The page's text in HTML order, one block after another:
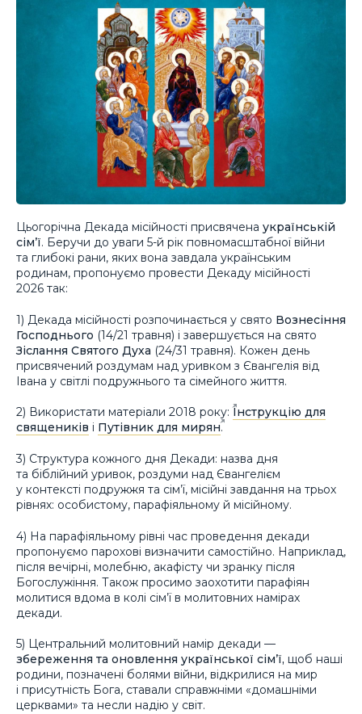
Цьогорічна Декада місійності присвячена українській
сім’ї. Беручи до уваги 5-й рік повномасштабної війни
та глибокі рани, яких вона завдала українським
родинам, пропонуємо провести Декаду місійності
2026 так:
1) Декада місійності розпочинається у свято Вознесіння
Господнього (14/21 травня) і завершується на свято
Зіслання Святого Духа (24/31 травня). Кожен день
присвячений роздумам над уривком з Євангелія від
Івана у світлі подружнього та сімейного життя.
2) Використати матеріали 2018 року:Інструкцію для
священиків і Путівник для мирян.
3) Структура кожного дня Декади: назва дня
та біблійний уривок, роздуми над Євангелієм
у контексті подружжя та сім’ї, місійні завдання на трьох
рівнях: особистому, парафіяльному й місійному.
4) На парафіяльному рівні час проведення декади
пропонуємо парохові визначити самостійно. Наприклад,
після вечірні, молебню, акафісту чи зранку після
Богослужіння. Також просимо заохотити парафіян
молитися вдома в колі сім’ї в молитовних намірах
декади.
5) Центральний молитовний намір декади —
збереження та оновлення української сім’ї, щоб наші
родини, позначені болями війни, відкрилися на мир
і присутність Бога, ставали справжніми «домашніми
церквами» та несли надію у світ.